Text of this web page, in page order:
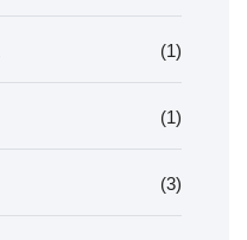
(1)
(1)
(3)